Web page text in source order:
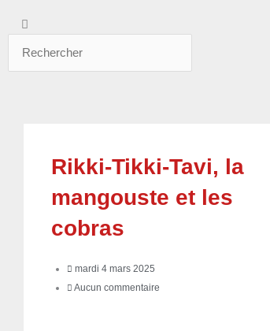
Rechercher
Rechercher
Rikki-Tikki-Tavi, la
mangouste et les
cobras
mardi 4 mars 2025
Aucun commentaire